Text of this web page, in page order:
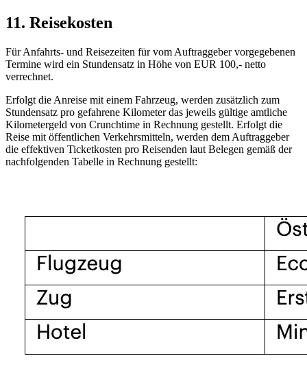
11. Reisekosten
Für Anfahrts- und Reisezeiten für vom Auftraggeber vorgegebenen
Termine wird ein Stundensatz in Höhe von EUR 100,- netto
verrechnet.
Erfolgt die Anreise mit einem Fahrzeug, werden zusätzlich zum
Stundensatz pro gefahrene Kilometer das jeweils gültige amtliche
Kilometergeld von Crunchtime in Rechnung gestellt. Erfolgt die
Reise mit öffentlichen Verkehrsmitteln, werden dem Auftraggeber
die effektiven Ticketkosten pro Reisenden laut Belegen gemäß der
nachfolgenden Tabelle in Rechnung gestellt: